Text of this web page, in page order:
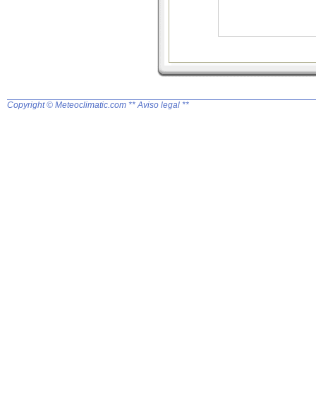
Copyright © Meteoclimatic.com ** Aviso legal **